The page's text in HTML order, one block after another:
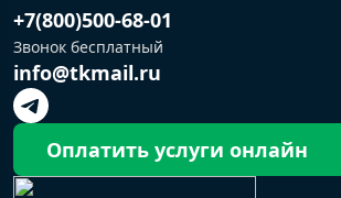
+7(800)500-68-01
Звонок бесплатный
info@tkmail.ru
Оплатить услуги онлайн